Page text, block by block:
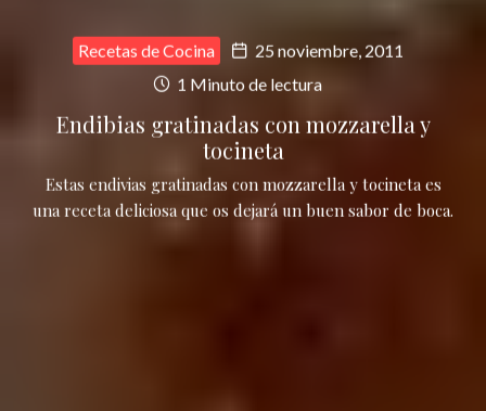
Recetas de Cocina
25 noviembre, 2011
1 Minuto de lectura
Endibias gratinadas con mozzarella y
tocineta
Estas endivias gratinadas con mozzarella y tocineta es
una receta deliciosa que os dejará un buen sabor de boca.